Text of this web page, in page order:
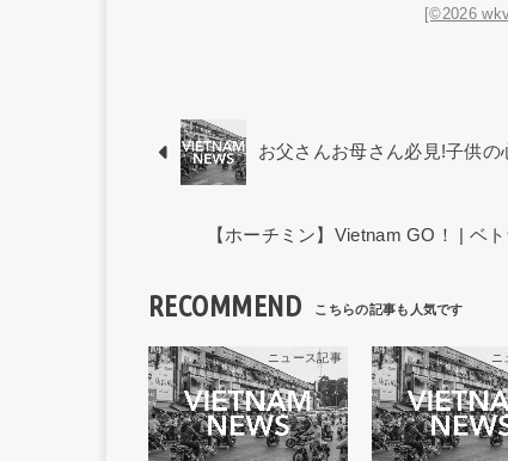
[©2026
お父さんお母さん必見!子供
【ホーチミン】Vietnam GO！ | ベ
RECOMMEND
ニュース記事 ニ